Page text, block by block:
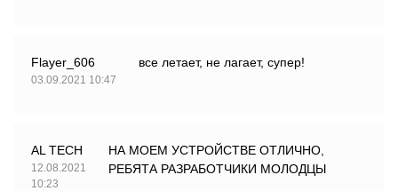
Flayer_606
03.09.2021 10:47
все летает, не лагает, супер!
AL TECH
12.08.2021
10:23
НА МОЕМ УСТРОЙСТВЕ ОТЛИЧНО,
РЕБЯТА РАЗРАБОТЧИКИ МОЛОДЦЫ